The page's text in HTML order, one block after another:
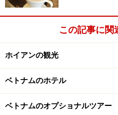
この記事に関
ホイアンの観光
ベトナムのホテル
ベトナムのオプショナルツアー